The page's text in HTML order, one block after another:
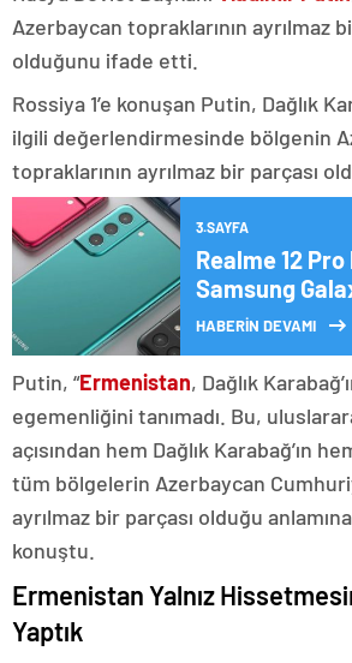
Azerbaycan topraklarının ayrılmaz
olduğunu ifade etti.
Rossiya 1’e konuşan Putin, Dağlık
ilgili değerlendirmesinde bölgenin
topraklarının ayrılmaz bir parçası
3.SAYFA
Realme 12 Pro
Samsung
Hangisi daha
HABERİN DEVAMI
Putin, “Ermenistan, Dağlık
egemenliğini tanımadı. Bu,
açısından hem Dağlık Karabağ’ın
tüm bölgelerin Azerbaycan
ayrılmaz bir parçası olduğu
konuştu.
Ermenistan Yalnız
Yaptık